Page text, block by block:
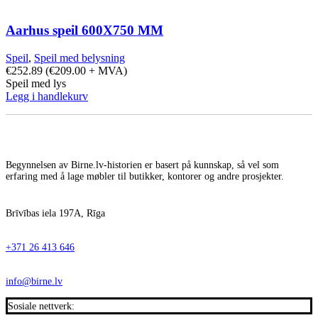
Aarhus speil 600X750 MM
Speil, Speil med belysning
€252.89 (€209.00 + MVA)
Speil med lys
Legg i handlekurv
Begynnelsen av Birne.lv-historien er basert på kunnskap, så vel som
erfaring med å lage møbler til butikker, kontorer og andre prosjekter.
Brīvības iela 197A, Rīga
+371 26 413 646
info@birne.lv
Sosiale nettverk: